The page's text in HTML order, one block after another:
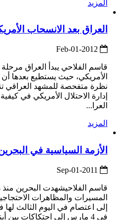
المزيد
العراق بعد الانسحاب
قاسم الفلاحي يبدأ العراق
الأمريكي، حيث يستطيع بعدها أن
نظرة متفحصة للمشهد العراقي
إدارة الاحتلال الأمريكي في
العرا...
المزيد
الأزمة السياسية في البحرين
المسيرات والمظاهرات
إلى اعتصام في اليوم الثالث
في 4 مارس إلى احتكاكات بين